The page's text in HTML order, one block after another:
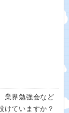
業界勉強会など
けていますか？